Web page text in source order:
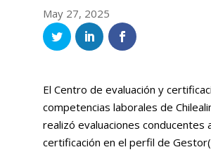
May 27, 2025
El Centro de evaluación y
competencias laborales de
realizó evaluaciones conducentes
certificación en el perfil de